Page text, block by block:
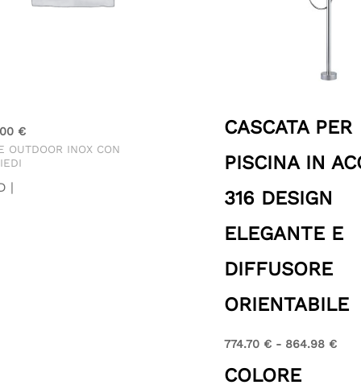
€
OUTDOOR INOX CON
|
CASCATA PER
PISCINA IN
316 DESIGN
ELEGANTE E
DIFFUSORE
ORIENTABILE
774.70 € - 864.98 €
COLORE